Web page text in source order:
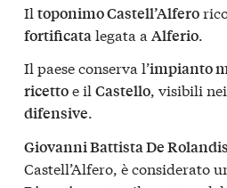
Il toponimo Castell’Alfero
fortificatalegata a Alferio.
Il paese conserva l’impianto
ricettoe il Castello, visibili
difensive.
Giovanni Battista De Rolandis
Castell’Alfero, è considerato